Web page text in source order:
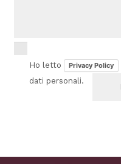
Ho letto Privacy Policy
dati personali.